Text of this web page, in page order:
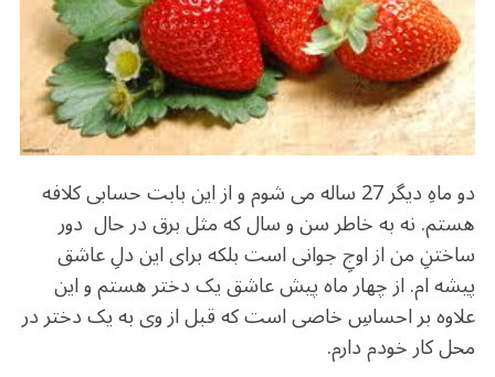
o
k p
دو ماهِ دیگر 27 ساله می شوم و از این بابت حسابی کلافه
هستم. نه به خاطر سن و سال که مثل برق در حال دور
ساختنِ من از اوجِ جوانی است بلکه برای این دلِ عاشق
پیشه ام. از چهار ماه پیش عاشق یک دختر هستم و این
علاوه بر احساسِ خاصی است که قبل از وی به یک دختر در
محل کار خودم دارم.